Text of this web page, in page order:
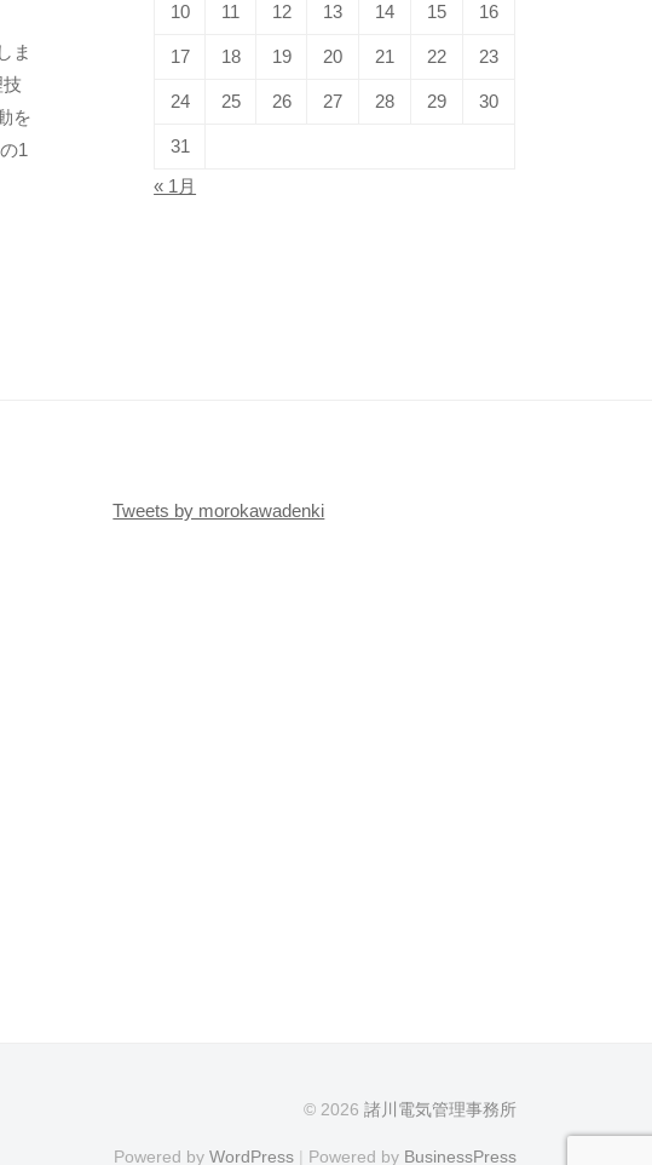
ま
を
1
10 11 12 13 14 15 16
17 18 19 20 21 22 23
24 25 26 27 28 29 30
31
« 1月
Tweets by morokawadenki
© 2026 諸川電気管理事務所
Powered by WordPress | Powered by BusinessPress